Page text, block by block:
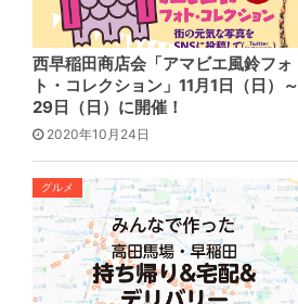
西早稲田商店会「アマビエ風鈴フォ
ト・コレクション」11月1日（日）～
29日（日）に開催！
2020年10月24日
グルメ